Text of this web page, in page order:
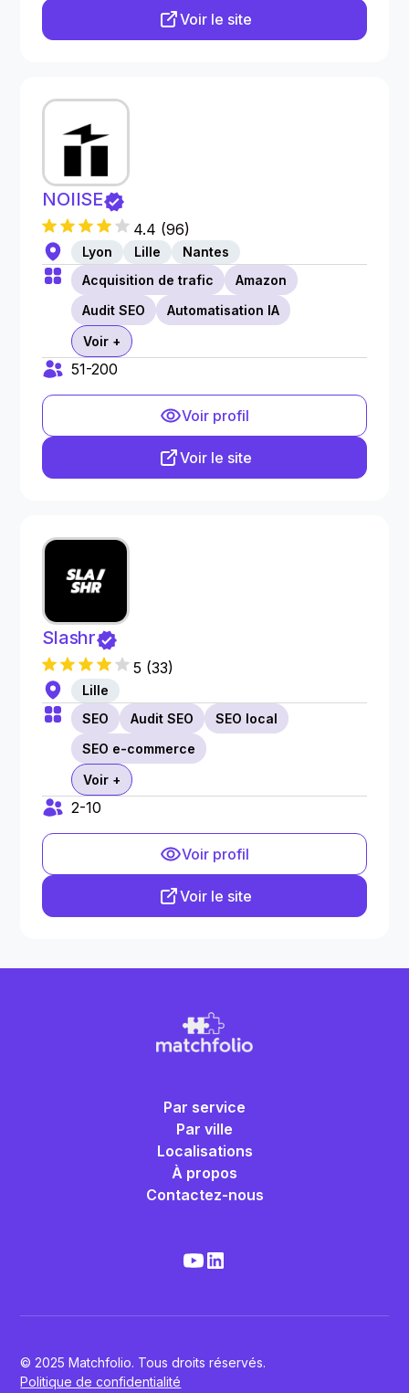
Voir le site
NOIISE
4.4 (96)
Lyon Lille
Nantes
Acquisition de trafic
Amazon
Audit SEO
Automatisation IA
Voir +
51-200
Voir profil
Voir le site
Slashr
5 (33)
Lille
SEO
Audit SEO
SEO local
SEO e-commerce
Voir +
2-10
Voir profil
Voir le site
Par service
Par ville
Localisations
À propos
Contactez-nous
© 2025 Matchfolio. Tous droits réservés.
Politique de confidentialité